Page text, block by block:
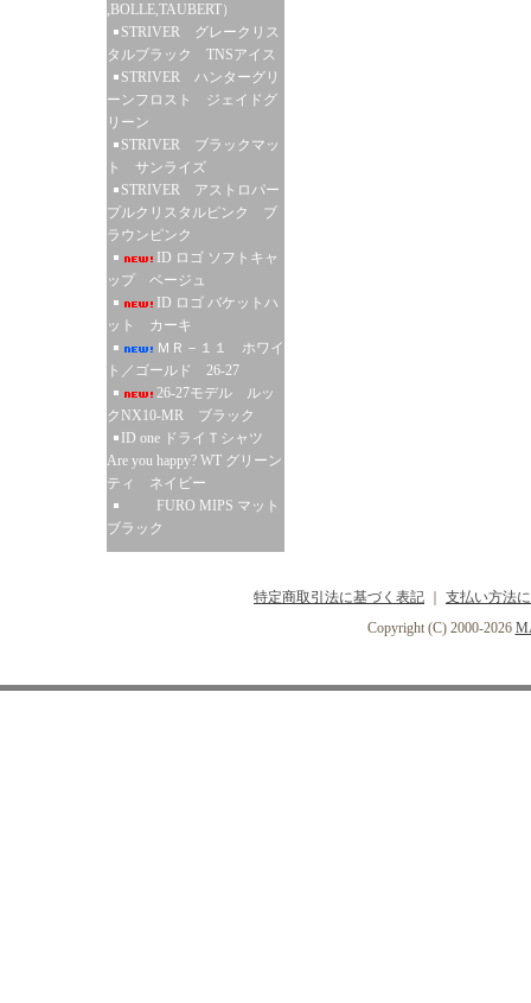
,BOLLE,TAUBERT）
STRIVER グレークリス
タルブラック TNSアイス
STRIVER ハンターグリ
ーンフロスト ジェイドグ
リーン
STRIVER ブラックマッ
ト サンライズ
STRIVER アストロパー
プルクリスタルピンク ブ
ラウンピンク
ID ロゴ ソフトキャ
ップ ベージュ
ID ロゴ バケットハ
ット カーキ
ＭＲ－１１ ホワイ
ト／ゴールド 26-27
26-27モデル ルッ
クNX10-MR ブラック
ID one ドライＴシャツ
Are you happy? WT グリーン
ティ ネイビー
FURO MIPS マット
ブラック
特定商取引法に基づく表記
支払い方法
Copyright (C) 2000-2026